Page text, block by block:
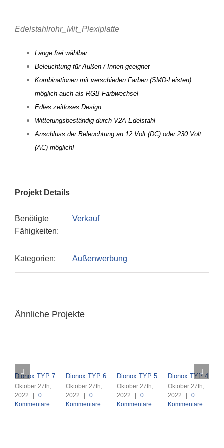
Edelstahlrohr_Mit_Plexiplatte
Länge frei wählbar
Beleuchtung für Außen / Innen geeignet
Kombinationen mit verschieden Farben (SMD-Leisten)
möglich auch als RGB-Farbwechsel
Edles zeitloses Design
Witterungsbeständig durch V2A Edelstahl
Anschluss der Beleuchtung an 12 Volt (DC) oder 230 Volt
(AC) möglich!
Projekt Details
Benötigte
Fähigkeiten:
Verkauf
Kategorien: Außenwerbung
Ähnliche Projekte
Dionox TYP 7
Oktober 27th,
2022
|
0
Kommentare
Dionox TYP 6
Oktober 27th,
2022
|
0
Kommentare
Dionox TYP 5
Oktober 27th,
2022
|
0
Kommentare
Dionox TYP 4
Oktober 27th,
2022
|
0
Kommentare